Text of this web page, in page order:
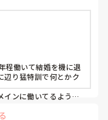
程働いて結婚を機に退
辺り猛特訓で何とかク
インに働いてるようで